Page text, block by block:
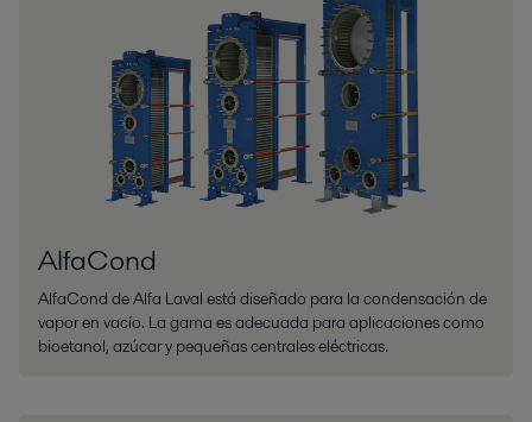
AlfaCond
AlfaCond de Alfa Laval está diseñado para la condensación de
vapor en vacío. La gama es adecuada para aplicaciones como
bioetanol, azúcar y pequeñas centrales eléctricas.